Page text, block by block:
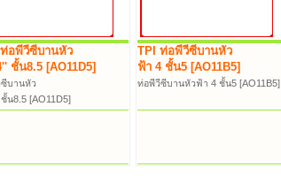
อพีวีซีบานหัว
ชั้น8.5 [AO11D5]
บานหัว
น8.5 [AO11D5]
TPI ท่อพีวีซีบานหัว
ฟ้า 4 ชั้น5 [AO11B5]
ท่อพีวีซีบานหัวฟ้า 4 ชั้น5 [AO11B5]